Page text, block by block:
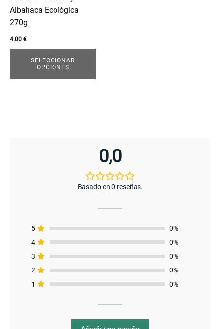
Albahaca Ecológica
270g
4.00 €
SELECCIONAR
OPCIONES
elegir
en
la
página
producto
0,0
Basado en 0 reseñas.
5
0%
4
0%
3
0%
2
0%
1
0%